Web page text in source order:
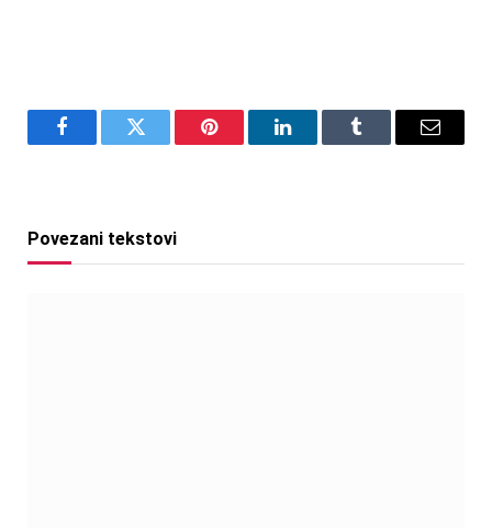
FacebookTwitter Pinterest LinkedInTumblr Email
Povezani tekstovi